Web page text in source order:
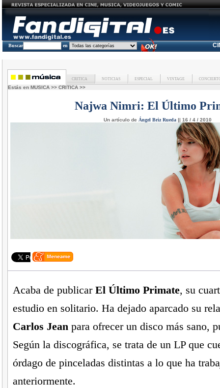
Buscar en
CRITICA NOTICIAS ESPECIAL VINTAGE
Estás en MUSICA >> CRITICA >>
Najwa Nimri: El Último
Un artículo de Ángel Briz Rueda|| 16 / 4 / 2010
Acaba de publicar El Último Primate, su
estudio en solitario. Ha dejado aparcado su
Carlos Jeanpara ofrecer un disco más sano,
Según la discográfica, se trata de un LP que
órdago de pinceladas distintas a lo que ha
anteriormente.